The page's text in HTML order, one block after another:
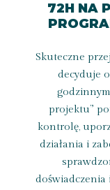
72H NA
Skuteczne
decyduje
projektu”
kontrolę,
działania i